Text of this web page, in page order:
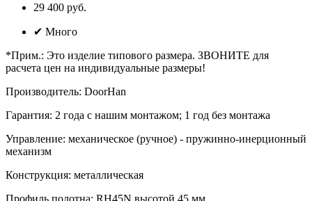
29 400 руб.
✔ Много
*Прим.: Это изделие типового размера. ЗВОНИТЕ для
расчета цен на индивидуальные размеры!
Производитель: DoorHan
Гарантия: 2 года с нашим монтажом; 1 год без монтажа
Управление: механическое (ручное) - пружинно-инерционный
механизм
Конструкция: металлическая
Профиль полотна: RH45N высотой 45 мм